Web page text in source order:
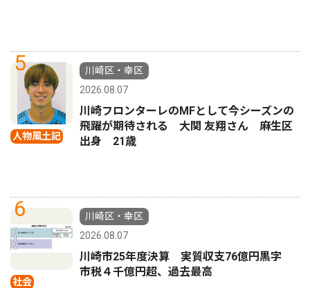
5
人物風土記
川崎区・幸区
2026.08.07
川崎フロンターレのMFとして今シーズンの
飛躍が期待される 大関 友翔さん 麻生区
出身 21歳
6
社会
川崎区・幸区
2026.08.07
川崎市25年度決算 実質収支76億円黒字
市税４千億円超、過去最高